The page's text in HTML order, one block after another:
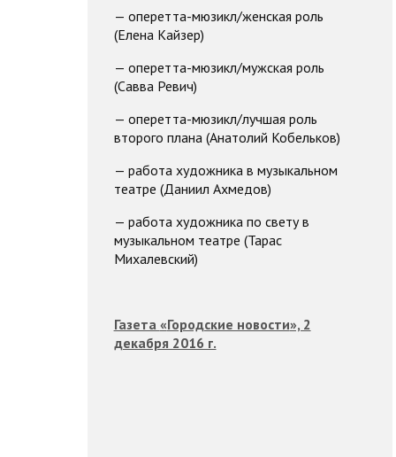
— оперетта-мюзикл/женская роль
(Елена Кайзер)
— оперетта-мюзикл/мужская роль
(Савва Ревич)
— оперетта-мюзикл/лучшая роль
второго плана (Анатолий Кобельков)
— работа художника в музыкальном
театре (Даниил Ахмедов)
— работа художника по свету в
музыкальном театре (Тарас
Михалевский)
Газета «Городские новости», 2
декабря 2016 г.